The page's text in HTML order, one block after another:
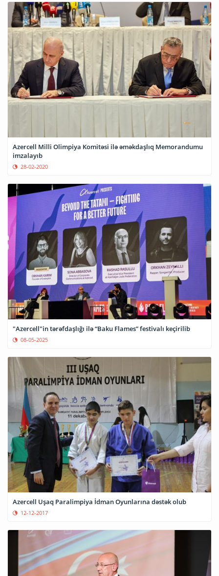
Azercell Milli Olimpiya Komitəsi ilə əməkdaşlıq Memorandumu
imzalayıb
28-02-2020
"Azercell"in tərəfdaşlığı ilə “Baku Flames” festivalı keçirilib
08-05-2025
Azercell Uşaq Paralimpiya İdman Oyunlarına dəstək olub
12-12-2017